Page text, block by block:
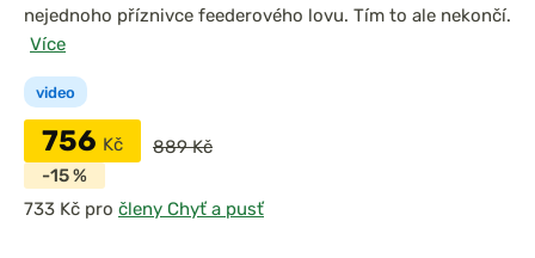
video
nejednoho příznivce feederového lovu. Tím to ale nekončí.
Více
756 Kč
889 Kč
-15 %
pro členy Chyť a pusť